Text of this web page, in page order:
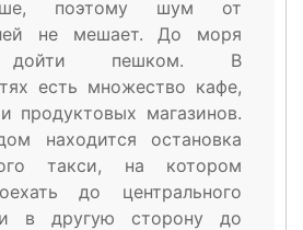
поэтому шум от
не мешает. До моря
пешком. В
есть множество кафе,
продуктовых магазинов.
находится остановка
такси, на котором
до центрального
в другую сторону до